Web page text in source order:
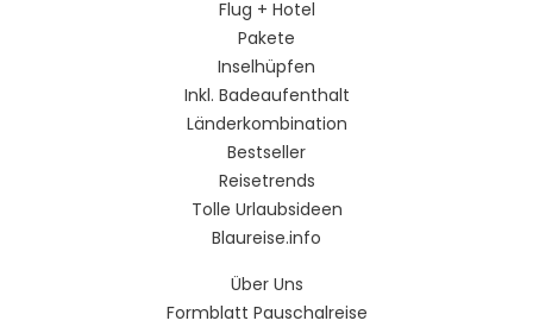
Flug + Hotel
Pakete
Inselhüpfen
Inkl. Badeaufenthalt
Länderkombination
Bestseller
Reisetrends
Tolle Urlaubsideen
Blaureise.info
Über Uns
Formblatt Pauschalreise